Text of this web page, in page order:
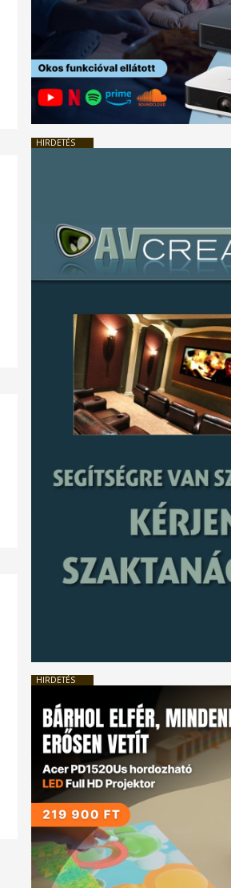
HIRDETÉS
HIRDETÉS